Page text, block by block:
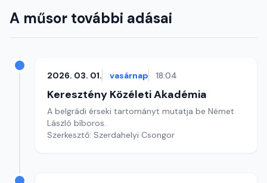
A műsor további adásai
2026. 03. 01. vasárnap 18:04
Keresztény Közéleti Akadémia
A belgrádi érseki tartományt mutatja be Német
László bíboros.
Szerkesztő: Szerdahelyi Csongor